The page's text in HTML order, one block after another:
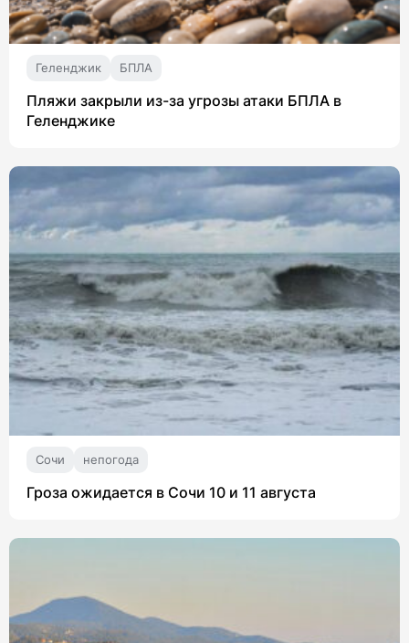
Геленджик БПЛА
Пляжи закрыли из-за угрозы атаки БПЛА в
Геленджике
Сочи непогода
Гроза ожидается в Сочи 10 и 11 августа